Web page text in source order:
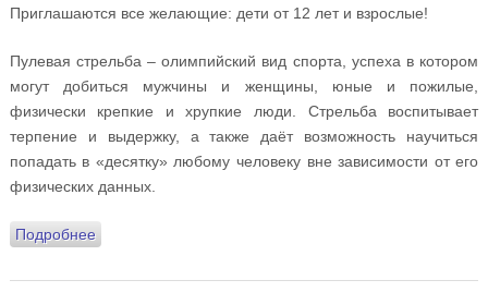
Приглашаются все желающие: дети от 12 лет и взрослые!
Пулевая стрельба – олимпийский вид спорта, успеха в котором
могут добиться мужчины и женщины, юные и пожилые,
физически крепкие и хрупкие люди. Стрельба воспитывает
терпение и выдержку, а также даёт возможность научиться
попадать в «десятку» любому человеку вне зависимости от его
физических данных.
Подробнеео Спортивная школа приглашает в секцию пулевой